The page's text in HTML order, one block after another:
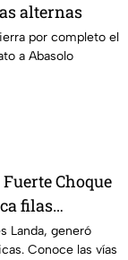
alternas
por completo el
a Abasolo
Choque
filas
Landa, generó
Conoce las vías